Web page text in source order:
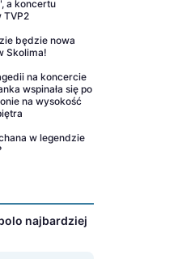
a koncertu
TVP2
będzie nowa
Skolima!
na koncercie
wspinała się po
na wysokość
w legendzie
najbardziej